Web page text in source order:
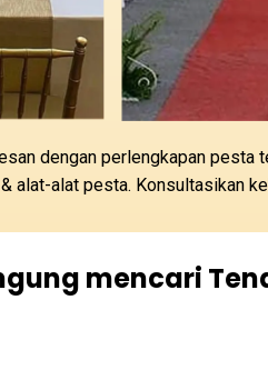
dengan perlengkapan pesta
alat-alat pesta. Konsultasikan
mencari